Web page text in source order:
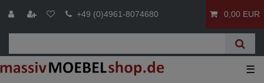
+49 (0)4961-8074680 0,00 EUR
☰